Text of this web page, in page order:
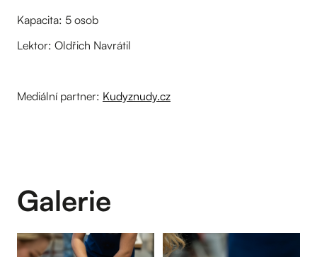
Kapacita: 5 osob
Lektor: Oldřich Navrátil
Mediální partner: Kudyznudy.cz
Galerie